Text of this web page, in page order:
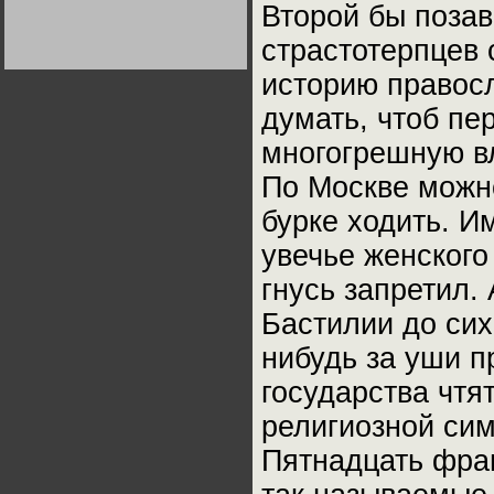
Второй бы
историю
думать, чтоб
многогрешную
По Москве
бурке ходить.
увечье
гнусь
Бастилии до
нибудь за уши
государства
религиозной
Пятнадцать